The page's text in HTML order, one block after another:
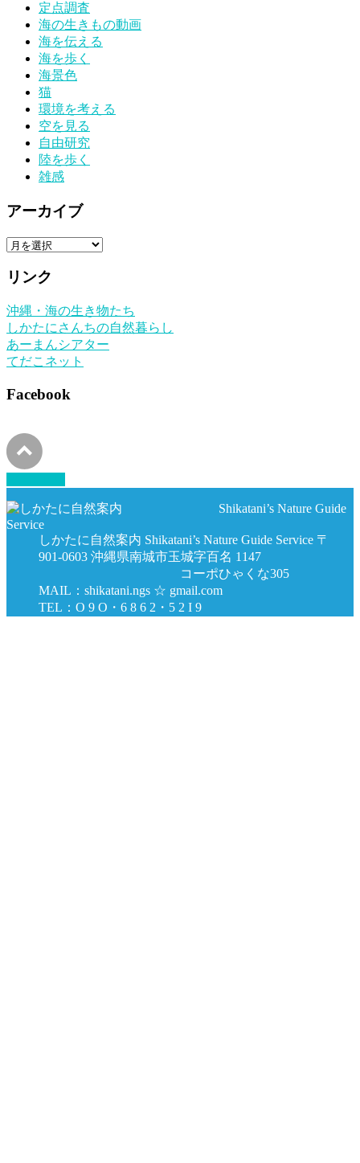
定点調査
海の生きもの動画
海を伝える
海を歩く
海景色
猫
環境を考える
空を見る
自由研究
陸を歩く
雑感
アーカイブ
ア
カ
ブ
リンク
沖縄・海の生き物たち
しかたにさんちの自然暮らし
あーまんシアター
てだこネット
Facebook
しかたに自然案内 Shikatani’s Nature Guide Service 〒
901-0603 沖縄県南城市玉城字百名 1147
コーポひゃくな305
MAIL：shikatani.ngs ☆ gmail.com
TEL：O 9 O・6 8 6 2・5 2 I 9